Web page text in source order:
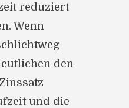
reduziert
Wenn
den
und die